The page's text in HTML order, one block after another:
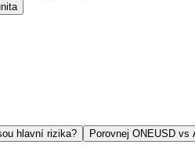
hlavní rizika? Porovnej ONEUSD vs